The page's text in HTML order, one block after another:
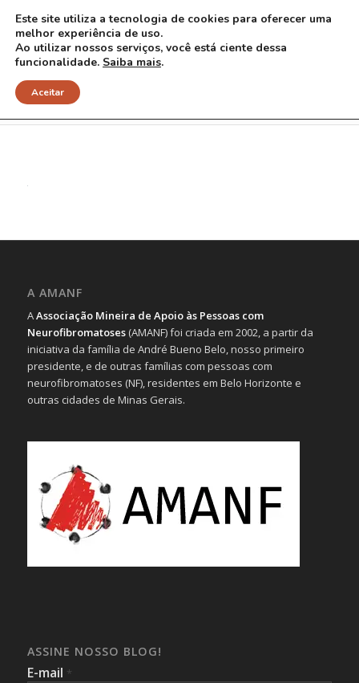
11 red
A AMANF
AAssociação Mineira de Apoio às Pessoas com
Neurofibromatoses(AMANF) foi criada em 2002, a partir da
iniciativa da família de André Bueno Belo, nosso primeiro
presidente, e de outras famílias com pessoas com
neurofibromatoses (NF), residentes em Belo Horizonte e
outras cidades de Minas Gerais.
ASSINE NOSSO BLOG!
E-mail *
Este site utiliza a tecnologia de cookies para oferecer uma
melhor experiência de uso.
Ao utilizar nossos serviços, você está ciente dessa
funcionalidade. Saiba mais.
Aceitar